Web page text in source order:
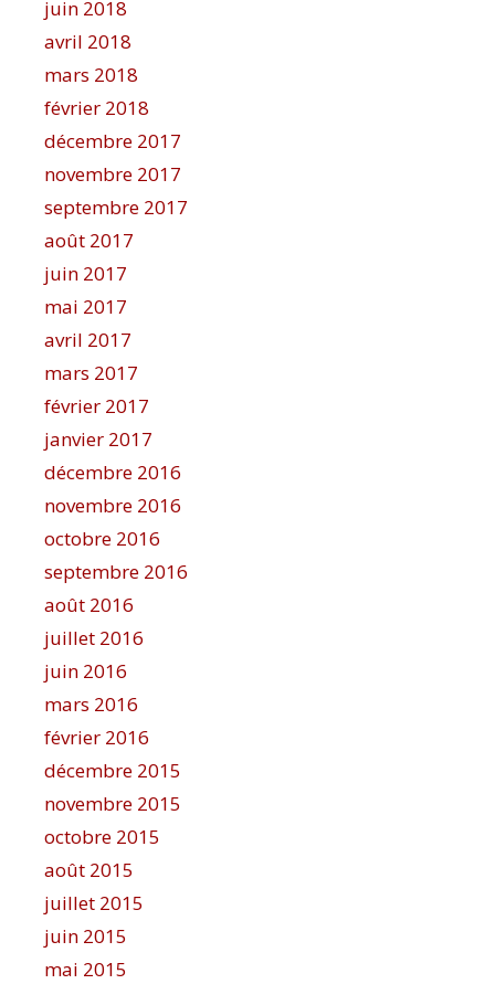
juin 2018
avril 2018
mars 2018
février 2018
décembre 2017
novembre 2017
septembre 2017
août 2017
juin 2017
mai 2017
avril 2017
mars 2017
février 2017
janvier 2017
décembre 2016
novembre 2016
octobre 2016
septembre 2016
août 2016
juillet 2016
juin 2016
mars 2016
février 2016
décembre 2015
novembre 2015
octobre 2015
août 2015
juillet 2015
juin 2015
mai 2015